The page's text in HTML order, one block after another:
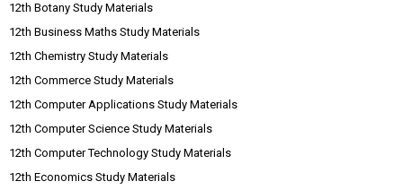
12th Botany Study Materials
12th Business Maths Study Materials
12th Chemistry Study Materials
12th Commerce Study Materials
12th Computer Applications Study Materials
12th Computer Science Study Materials
12th Computer Technology Study Materials
12th Economics Study Materials